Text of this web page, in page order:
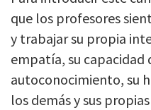
que los profesores
y trabajar su propia
empatía, su capacidad
autoconocimiento, su
los demás y sus